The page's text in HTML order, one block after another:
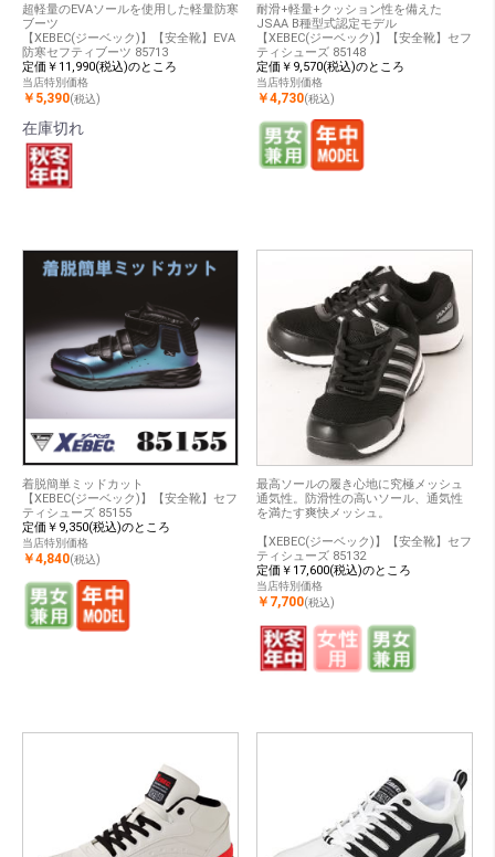
超軽量のEVAソールを使用した軽量防寒
ブーツ
【XEBEC(ジーベック)】【安全靴】EVA
防寒セフティブーツ 85713
定価￥11,990(税込)のところ
当店特別価格
￥5,390(税込)
在庫切れ
耐滑+軽量+クッション性を備えた
JSAA B種型式認定モデル
【XEBEC(ジーベック)】【安全靴】セフ
ティシューズ 85148
定価￥9,570(税込)のところ
当店特別価格
￥4,730(税込)
着脱簡単ミッドカット
【XEBEC(ジーベック)】【安全靴】セフ
ティシューズ 85155
定価￥9,350(税込)のところ
当店特別価格
￥4,840(税込)
最高ソールの履き心地に究極メッシュ
通気性。防滑性の高いソール、通気性
を満たす爽快メッシュ。
【XEBEC(ジーベック)】【安全靴】セフ
ティシューズ 85132
定価￥17,600(税込)のところ
当店特別価格
￥7,700(税込)